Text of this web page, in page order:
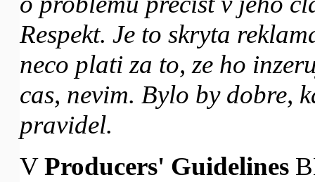
Respekt. Je to skryta
neco plati za to, ze ho
cas, nevim. Bylo by dobre,
pravidel.
VProducers' Guidelines